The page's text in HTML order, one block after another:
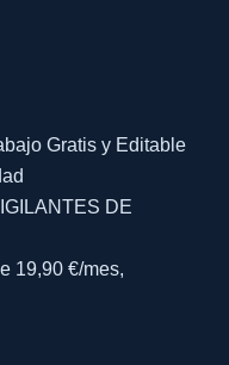
Gratis y Editable
DE
19,90 €/mes,